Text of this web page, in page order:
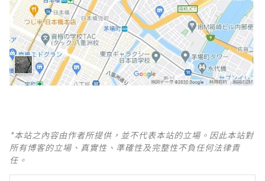
*本站之內容由作者所提供，並不代表本站的立場。因此本站對
所有博客的立場、真實性、準確性及完整性不負任何法律責
任。